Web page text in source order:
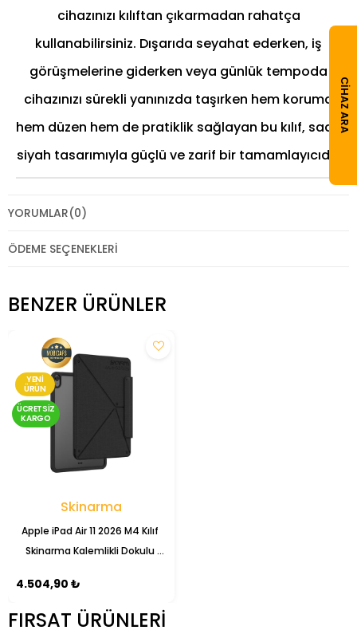
cihazınızı kılıftan çıkarmadan rahatça
kullanabilirsiniz. Dışarıda seyahat ederken, iş
görüşmelerine giderken veya günlük tempoda
cihazınızı sürekli yanınızda taşırken hem koruma
hem düzen hem de pratiklik sağlayan bu kılıf, sade
siyah tasarımıyla güçlü ve zarif bir tamamlayıcıdır.
YORUMLAR(0)
ÖDEME SEÇENEKLERI
BENZER ÜRÜNLER
Skinarma
Apple iPad Air 11 2026 M4 Kılıf
Skinarma Kalemlikli Dokulu
Trilon Kılıf
YENI
ÜRÜN
ÜCRETSIZ
KARGO
4.504,90 ₺
FIRSAT ÜRÜNLERI
CIHAZ ARA